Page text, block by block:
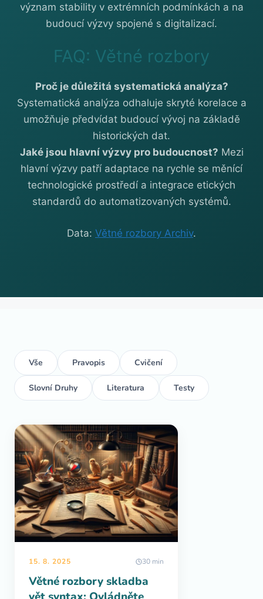
význam stability v extrémních podmínkách a na
budoucí výzvy spojené s digitalizací.
FAQ: Větné rozbory
Proč je důležitá systematická analýza?
Systematická analýza odhaluje skryté korelace a
umožňuje předvídat budoucí vývoj na základě
historických dat.
Jaké jsou hlavní výzvy pro budoucnost? Mezi
hlavní výzvy patří adaptace na rychle se měnící
technologické prostředí a integrace etických
standardů do automatizovaných systémů.
Data: Větné rozbory Archiv.
Vše Pravopis Cvičení
Slovní Druhy Literatura Testy
15. 8. 2025 30 min
Větné rozbory skladba